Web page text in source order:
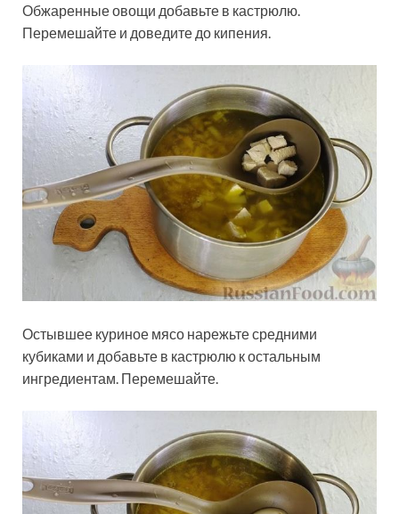
Обжаренные овощи добавьте в кастрюлю.
Перемешайте и доведите до кипения.
Остывшее куриное мясо нарежьте средними
кубиками и добавьте в кастрюлю к остальным
ингредиентам. Перемешайте.